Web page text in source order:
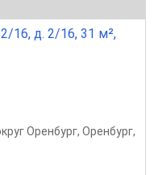
16, д. 2/16, 31 м²,
Оренбург, Оренбург,